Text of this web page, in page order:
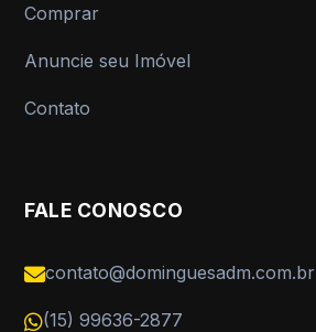
Comprar
Anuncie seu Imóvel
Contato
FALE CONOSCO
contato@dominguesadm.com.br
(15) 99636-2877